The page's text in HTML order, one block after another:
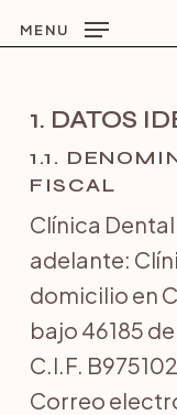
to
content
MENU
1. DATOS
1.1.
FISCAL
Clínica Dental
adelante:
domicilio en
bajo 46185
C.I.F.
Correo